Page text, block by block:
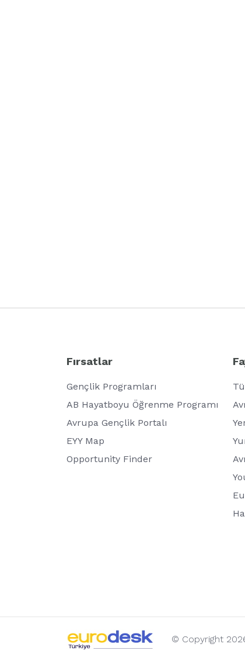
Fırsatlar
Gençlik Programları
AB Hayatboyu Öğrenme Programı
Avrupa Gençlik Portalı
EYY Map
Opportunity Finder
© Copyright